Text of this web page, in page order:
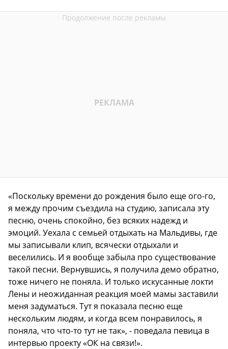
«Поскольку времени до рождения было еще ого-го,
я между прочим съездила на студию, записала эту
песню, очень спокойно, без всяких надежд и
эмоций. Уехала с семьей отдыхать на Мальдивы, где
мы записывали клип, всячески отдыхали и
веселились. И я вообще забыла про существование
такой песни. Вернувшись, я получила демо обратно,
тоже ничего не поняла. И только искусанные локти
Лены и неожиданная реакция моей мамы заставили
меня задуматься. Тут я показала песню еще
нескольким людям, и когда всем понравилось, я
поняла, что что-то тут не так», - поведала певица в
интервью проекту «ОК на связи!».